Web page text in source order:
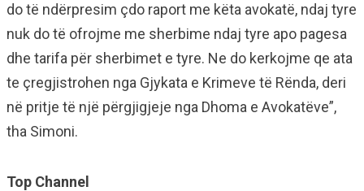
do të ndërpresim çdo raport me këta avokatë, ndaj tyre
nuk do të ofrojme me sherbime ndaj tyre apo pagesa
dhe tarifa për sherbimet e tyre. Ne do kerkojme qe ata
te çregjistrohen nga Gjykata e Krimeve të Rënda, deri
në pritje të një përgjigjeje nga Dhoma e Avokatëve”,
tha Simoni.
Top Channel